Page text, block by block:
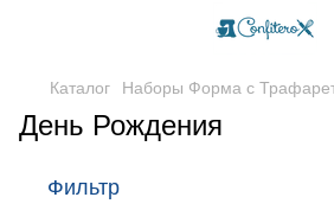
Каталог Наборы Форма с
День Рождения
Фильтр